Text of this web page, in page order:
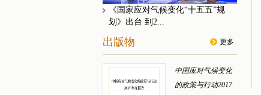
《国家应对气候变化“十五五”规
划》出台 到2...
出版物 更多
中国应对气候变化
的政策与行动2017